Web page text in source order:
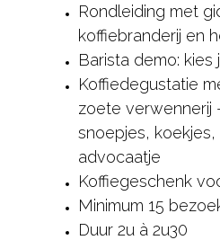
Rondleiding met
koffiebranderij en
Barista demo:
Koffiedegustatie
zoete verwennerij
snoepjes,
advocaatje
Koffiegeschenk
Minimum 15
Duur 2u à 2u30